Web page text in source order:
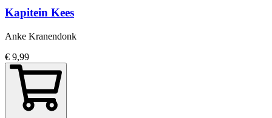
Kapitein Kees
Anke Kranendonk
€ 9,99